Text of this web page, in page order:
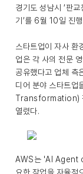
경기도 성남시 ‘판
기’를 6월 10일 진
스타트업이 자사 환
업은 각 사의 전문
공유했다고 업체 측
디어 분야 스타트업
Transformation)
열렸다.
AWS는 'AI Agent